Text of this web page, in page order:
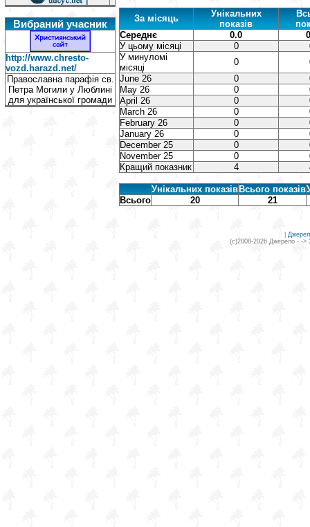
Вибраний учасник
http://www.chresto-
vozd.harazd.net/
Православна парафія св.
Петра Могили у Люблині
для української громади
За місяць
Унікальних
показів
Середнє
0.0
У цьому місяці
0
У минуломі
місяці
0
June 26
0
May 26
0
April 26
0
March 26
0
February 26
0
January 26
0
December 25
0
November 25
0
Кращий показник
4
Унікальних показів Всього показів
Всього
20 21
(c)2008-2026 Джерело - ->